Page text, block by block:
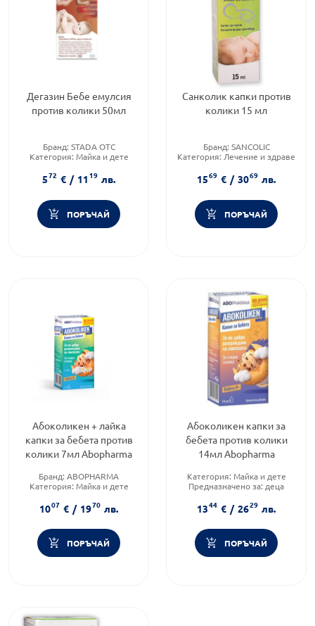
Дегазин Бебе емулсия
против колики 50мл
Бранд: STADA OTC
Категория: Майка и дете
572 € / 1119 лв.
ПОРЪЧАЙ
Санколик капки против
колики 15 мл
Бранд: SANCOLIC
Категория: Лечение и здраве
1569 € / 3069 лв.
ПОРЪЧАЙ
Абоколикен + лайка
капки за бебета против
колики 7мл Abopharma
Бранд: ABOPHARMA
Категория: Майка и дете
1007 € / 1970 лв.
ПОРЪЧАЙ
Абоколикен капки за
бебета против колики
14мл Abopharma
Категория: Майка и дете
Предназначено за: деца
1344 € / 2629 лв.
ПОРЪЧАЙ